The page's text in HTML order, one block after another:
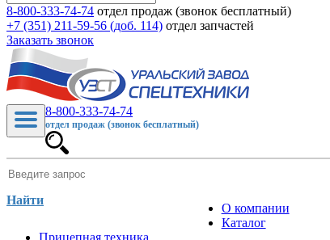
8-800-333-74-74 отдел продаж (звонок бесплатный)
+7 (351) 211-59-56 (доб. 114) отдел запчастей
Заказать звонок
8-800-333-74-74
отдел продаж (звонок бесплатный)
Найти
О компании
Каталог
Прицепная техника